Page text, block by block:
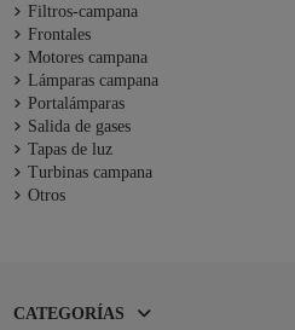
Filtros-campana
Frontales
Motores campana
Lámparas campana
Portalámparas
Salida de gases
Tapas de luz
Turbinas campana
Otros
CATEGORÍAS